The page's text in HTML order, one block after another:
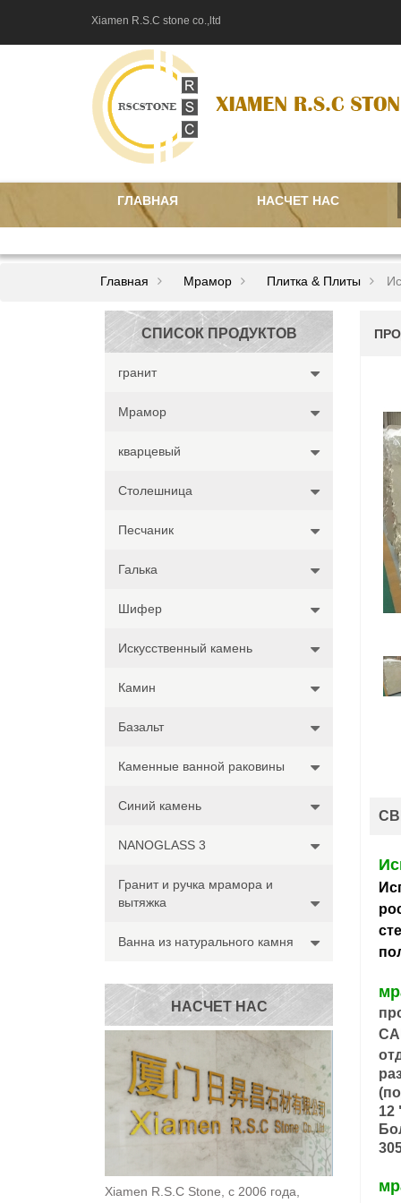
Xiamen R.S.C stone co.,ltd
ГЛАВНАЯ НАСЧЕТ НАС
Главная Мрамор Плитка & Плиты
СПИСОК ПРОДУКТОВ
гранит
Мрамор
кварцевый
Столешница
Песчаник
Галька
Шифер
Искусственный камень
Камин
Базальт
Каменные ванной раковины
Синий камень
NANOGLASS 3
Гранит и ручка мрамора и
вытяжка
Ванна из натурального камня
НАСЧЕТ НАС
Xiamen R.S.C Stone, с 2006 года,
12